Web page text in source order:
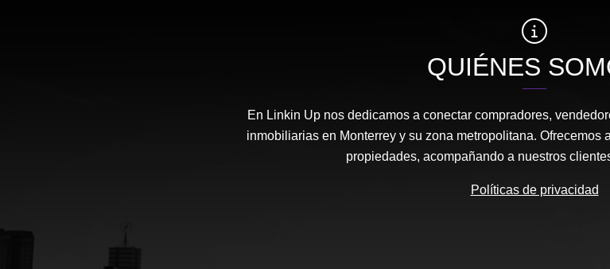
QUIÉNES
En Linkin Up nos dedicamos a conectar compradores,
inmobiliarias en Monterrey y su zona metropolitana. Ofrecemos
propiedades, acompañando a nuestros
Políticas de privacidad